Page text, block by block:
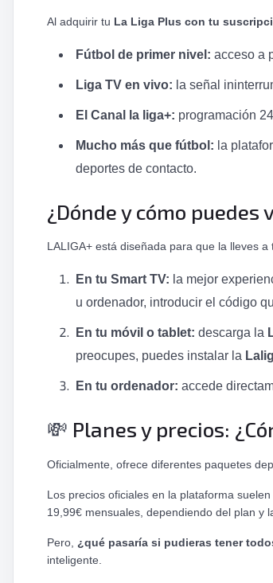
Al adquirir tu La Liga Plus con tu
Fútbol de primer nivel: acceso a
Liga TV en vivo: la señal
El Canal la liga+: programación
Mucho más que fútbol: la
deportes de contacto.
¿Dónde y cómo
LALIGA+ está diseñada para que la lleves
En tu Smart TV: la mejor
u ordenador, introducir el código
En tu móvil o tablet: descarga la
preocupes, puedes instalar la
En tu ordenador: accede
💸 Planes y precios:
Oficialmente, ofrece diferentes paquetes
Los precios oficiales en la plataforma
19,99€ mensuales, dependiendo del plan y
Pero, ¿qué pasaría si pudieras tener
inteligente.